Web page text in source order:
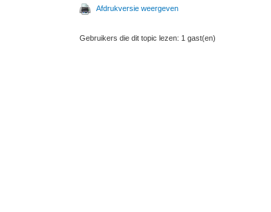
Afdrukversie weergeven
Gebruikers die dit topic lezen: 1 gast(en)